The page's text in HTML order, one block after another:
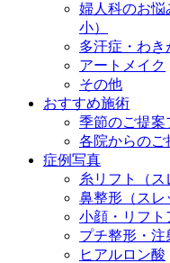
婦人科のお悩
小）
多汗症・わき
アートメイク
その他
おすすめ施術
季節のご提案
各院からのご
症例写真
糸リフト（ス
鼻整形（スレ
小顔・リフト
プチ整形・注
ヒアルロン酸